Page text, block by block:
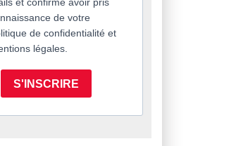
de votre
de confidentialité et
légales.
S'INSCRIRE